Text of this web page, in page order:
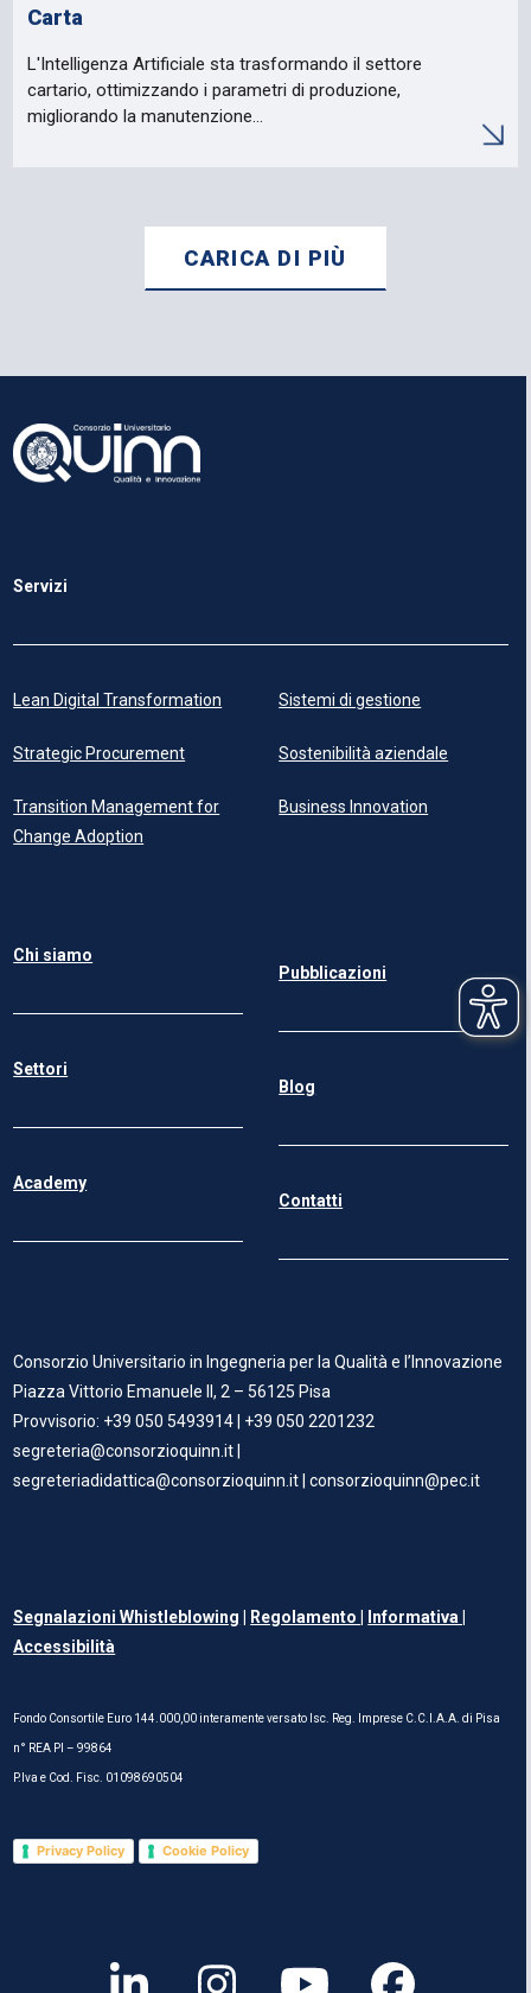
Carta
L'Intelligenza Artificiale sta trasformando il settore
cartario, ottimizzando i parametri di produzione,
migliorando la manutenzione…
CARICA DI PIÙ
Servizi
Lean Digital Transformation
Strategic Procurement
Transition Management for
Change Adoption
Sistemi di gestione
Sostenibilità aziendale
Business Innovation
Chi siamo
Settori
Academy
Pubblicazioni
Blog
Contatti
Segnalazioni Whistleblowing Regolamento
Informativa |
Accessibilità
Fondo Consortile Euro 144.000,00 interamente versato Isc. Reg. Imprese C.C.I.A.A. di Pisa
n° REA PI – 99864
P.Iva e Cod. Fisc. 01098690504
Privacy Policy Cookie Policy
Consorzio Universitario in Ingegneria per la Qualità e l’Innovazione
Piazza Vittorio Emanuele II, 2 – 56125 Pisa
Provvisorio: +39 050 5493914 | +39 050 2201232
segreteria@consorzioquinn.it
segreteriadidattica@consorzioquinn.it |consorzioquinn@pec.it